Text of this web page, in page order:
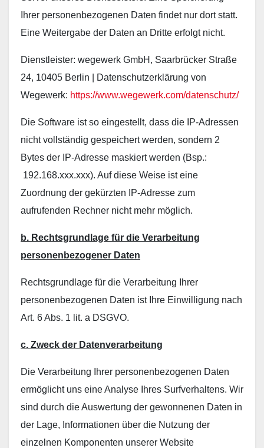
Ihrer personenbezogenen Daten findet nur dort statt.
Eine Weitergabe der Daten an Dritte erfolgt nicht.
Dienstleister: wegewerk GmbH, Saarbrücker Straße
24, 10405 Berlin | Datenschutzerklärung von
Wegewerk: https://www.wegewerk.com/datenschutz/
Die Software ist so eingestellt, dass die IP-Adressen
nicht vollständig gespeichert werden, sondern 2
Bytes der IP-Adresse maskiert werden (Bsp.:
192.168.xxx.xxx). Auf diese Weise ist eine
Zuordnung der gekürzten IP-Adresse zum
aufrufenden Rechner nicht mehr möglich.
b. Rechtsgrundlage für die Verarbeitung
personenbezogener Daten
Rechtsgrundlage für die Verarbeitung Ihrer
personenbezogenen Daten ist Ihre Einwilligung nach
Art. 6 Abs. 1 lit. a DSGVO.
c. Zweck der Datenverarbeitung
Die Verarbeitung Ihrer personenbezogenen Daten
ermöglicht uns eine Analyse Ihres Surfverhaltens. Wir
sind durch die Auswertung der gewonnenen Daten in
der Lage, Informationen über die Nutzung der
einzelnen Komponenten unserer Website